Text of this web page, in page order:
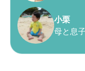
小栗
母と息